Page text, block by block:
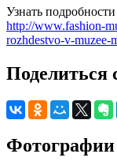
Узнать
http://www.fashion-
rozhdestvo-v-muzee-
Поделиться